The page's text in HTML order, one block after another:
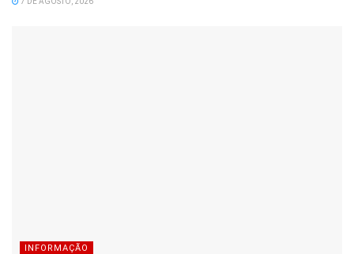
INFORMAÇÃO